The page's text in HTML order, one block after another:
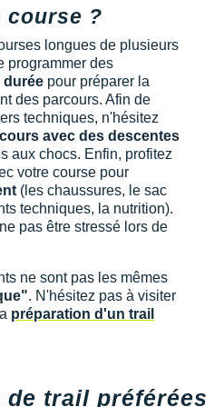
course ?
longues de plusieurs
programmer des
durée pour préparer la
des parcours. Afin de
techniques, n'hésitez
avec des descentes
aux chocs. Enfin, profitez
votre course pour
(les chaussures, le sac
techniques, la nutrition).
pas être stressé lors de
ne sont pas les mêmes
. N'hésitez pas à visiter
préparation d'un trail
de trail préférées
homme
femme
GPS
/ pointes